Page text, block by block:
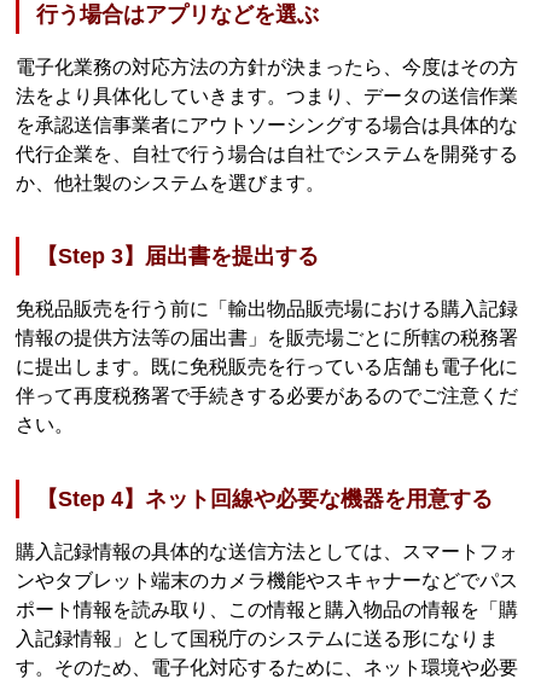
行う場合はアプリなどを選ぶ
電子化業務の対応方法の方針が決まったら、今度はその方
法をより具体化していきます。つまり、データの送信作業
を承認送信事業者にアウトソーシングする場合は具体的な
代行企業を、自社で行う場合は自社でシステムを開発する
か、他社製のシステムを選びます。
【Step 3】届出書を提出する
免税品販売を行う前に「輸出物品販売場における購入記録
情報の提供方法等の届出書」を販売場ごとに所轄の税務署
に提出します。既に免税販売を行っている店舗も電子化に
伴って再度税務署で手続きする必要があるのでご注意くだ
さい。
【Step 4】ネット回線や必要な機器を用意する
購入記録情報の具体的な送信方法としては、スマートフォ
ンやタブレット端末のカメラ機能やスキャナーなどでパス
ポート情報を読み取り、この情報と購入物品の情報を「購
入記録情報」として国税庁のシステムに送る形になりま
す。そのため、電子化対応するために、ネット環境や必要